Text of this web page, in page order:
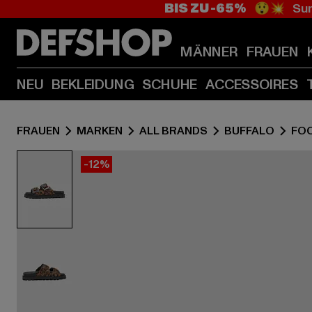
BIS ZU -65% 😲💥
MÄNNER FRAUEN
NEU BEKLEIDUNG SCHUHE ACCESSOIRES
FRAUEN MARKEN ALL BRANDS BUFFALO
-12%